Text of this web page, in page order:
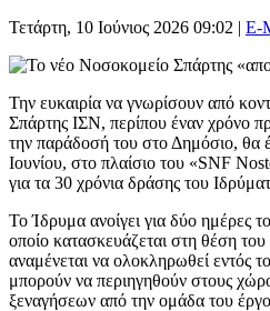
Τετάρτη, 10 Ιούνιος 2026 09:02 | E-
Την ευκαιρία να γνωρίσουν από
Σπάρτης ΙΣΝ, περίπου έναν χρόνο
την παράδοσή του στο Δημόσιο, θα
Ιουνίου, στο πλαίσιο του «SNF
για τα 30 χρόνια δράσης του
Το Ίδρυμα ανοίγει για δύο ημέρες
οποίο κατασκευάζεται στη θέση
αναμένεται να ολοκληρωθεί εντός
μπορούν να περιηγηθούν στους
ξεναγήσεων από την ομάδα του